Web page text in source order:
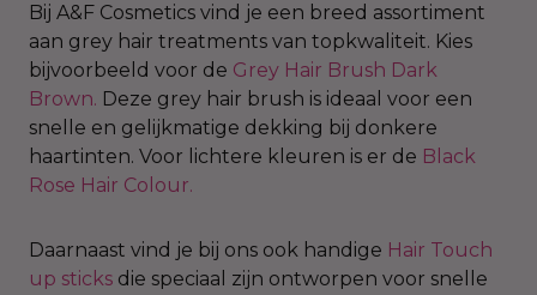
Bij A&F Cosmetics vind je een breed assortiment
aan grey hair treatments van topkwaliteit. Kies
bijvoorbeeld voor de Grey Hair Brush Dark
Brown. Deze grey hair brush is ideaal voor een
snelle en gelijkmatige dekking bij donkere
haartinten. Voor lichtere kleuren is er de Black
Rose Hair Colour.
Daarnaast vind je bij ons ook handige Hair Touch
up sticks die speciaal zijn ontworpen voor snelle